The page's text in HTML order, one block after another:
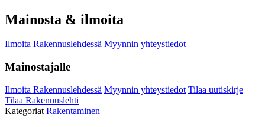
Mainosta & ilmoita
Ilmoita Rakennuslehdessä Myynnin yhteystiedot
Mainostajalle
Ilmoita Rakennuslehdessä Myynnin yhteystiedot Tilaa uutiskirje
Tilaa Rakennuslehti
Kategoriat Rakentaminen